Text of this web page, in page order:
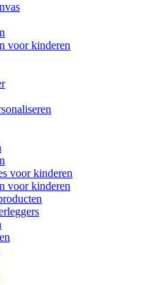
voor kinderen
voor kinderen
voor kinderen